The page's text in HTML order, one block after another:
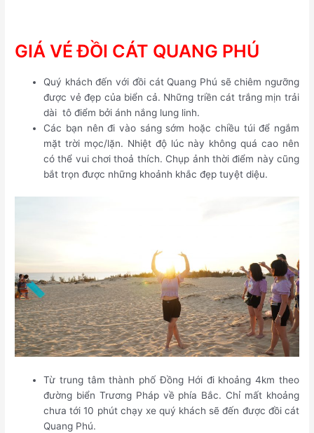
GIÁ VÉ ĐỒI CÁT QUANG PHÚ
Quý khách đến với đồi cát Quang Phú sẽ chiêm ngưỡng
được vẻ đẹp của biển cả. Những triền cát trắng mịn trải
dài tô điểm bởi ánh nắng lung linh.
Các bạn nên đi vào sáng sớm hoặc chiều túi để ngắm
mặt trời mọc/lặn. Nhiệt độ lúc này không quá cao nên
có thể vui chơi thoả thích. Chụp ảnh thời điểm này cũng
bắt trọn được những khoảnh khắc đẹp tuyệt diệu.
Từ trung tâm thành phố Đồng Hới đi khoảng 4km theo
đường biển Trương Pháp về phía Bắc. Chỉ mất khoảng
chưa tới 10 phút chạy xe quý khách sẽ đến được đồi cát
Quang Phú.